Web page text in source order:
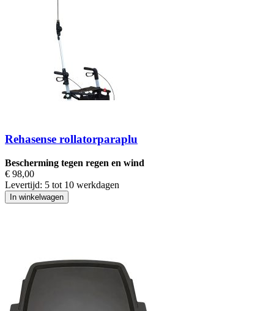
Rehasense rollatorparaplu
Bescherming tegen regen en wind
€ 98,00
Levertijd: 5 tot 10 werkdagen
In winkelwagen